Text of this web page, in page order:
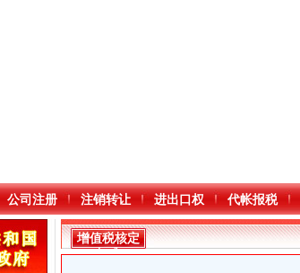
公司注册 注销转让 进出口权 代帐报税
增值税核定
标准